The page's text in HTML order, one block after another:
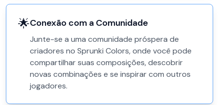
🌟Conexão com a Comunidade
Junte-se a uma comunidade próspera de
criadores no Sprunki Colors, onde você pode
compartilhar suas composições, descobrir
novas combinações e se inspirar com outros
jogadores.